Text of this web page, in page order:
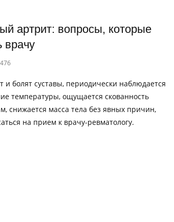
артрит: вопросы, которые
врачу
и болят суставы, периодически наблюдается
температуры, ощущается скованность
снижается масса тела без явных причин,
на прием к врачу-ревматологу.